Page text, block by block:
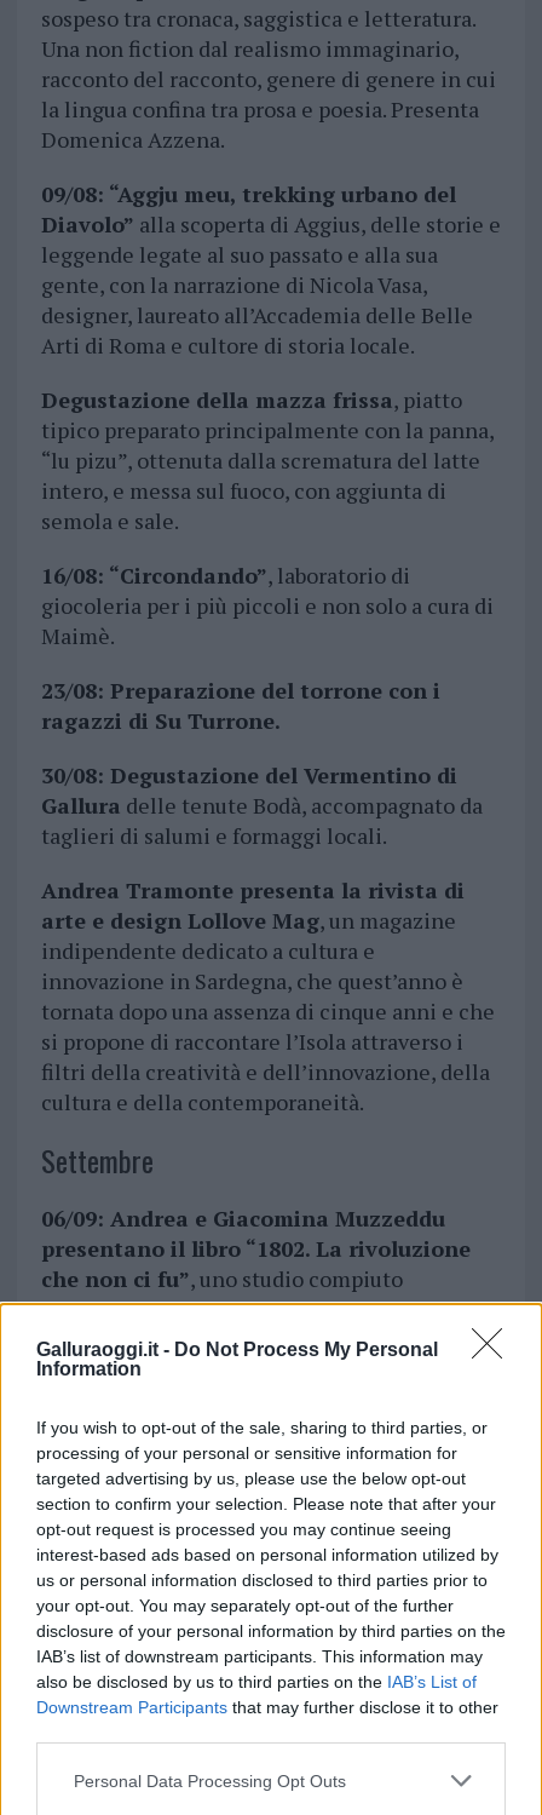
Galluraoggi.it - Do Not Process My Personal
Information
If you wish to opt-out of the sale, sharing to third parties, or
processing of your personal or sensitive information for
targeted advertising by us, please use the below opt-out
section to confirm your selection. Please note that after your
opt-out request is processed you may continue seeing
interest-based ads based on personal information utilized by
us or personal information disclosed to third parties prior to
your opt-out. You may separately opt-out of the further
disclosure of your personal information by third parties on the
IAB’s list of downstream participants. This information may
also be disclosed by us to third parties on the IAB’s List of
Downstream Participants that may further disclose it to other
Please note that this website/app uses one or more Google
Personal Data Processing Opt Outs
sospeso tra cronaca, saggistica e letteratura.
Una non fiction dal realismo immaginario,
racconto del racconto, genere di genere in cui
la lingua confina tra prosa e poesia. Presenta
Domenica Azzena.
09/08: “Aggju meu, trekking urbano del
Diavolo” alla scoperta di Aggius, delle storie e
leggende legate al suo passato e alla sua
gente, con la narrazione di Nicola Vasa,
designer, laureato all’Accademia delle Belle
Arti di Roma e cultore di storia locale.
Degustazione della mazza frissa, piatto
tipico preparato principalmente con la panna,
“lu pizu”, ottenuta dalla scrematura del latte
intero, e messa sul fuoco, con aggiunta di
semola e sale.
16/08: “Circondando”, laboratorio di
giocoleria per i più piccoli e non solo a cura di
Maimè.
23/08: Preparazione del torrone con i
ragazzi di Su Turrone.
30/08: Degustazione del Vermentino di
Gallura delle tenute Bodà, accompagnato da
taglieri di salumi e formaggi locali.
Andrea Tramonte presenta la rivista di
arte e design Lollove Mag, un magazine
indipendente dedicato a cultura e
innovazione in Sardegna, che quest’anno è
tornata dopo una assenza di cinque anni e che
si propone di raccontare l’Isola attraverso i
filtri della creatività e dell’innovazione, della
cultura e della contemporaneità.
Settembre
06/09: Andrea e Giacomina Muzzeddu
presentano il libro “1802. La rivoluzione
che non ci fu”, uno studio compiuto
attraverso una attenta analisi dei documenti
d’archivio, che getta nuova luce sullo sbarco di
Sanna Corda e Cilocco sul litorale di Isola
Per info è possibile visitare le pagine facebook
e instagram Martedì nel borgo.